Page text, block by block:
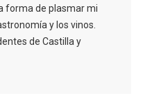
forma de plasmar mi
y los vinos.
de Castilla y